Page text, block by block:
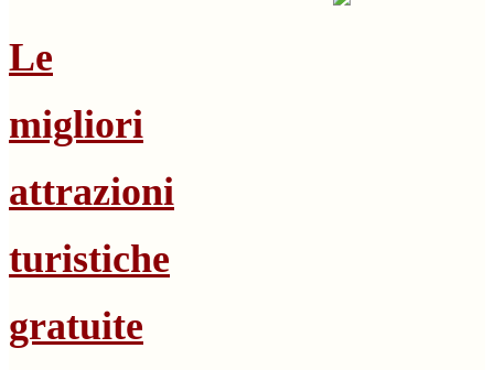
Le
migliori
attrazioni
turistiche
gratuite